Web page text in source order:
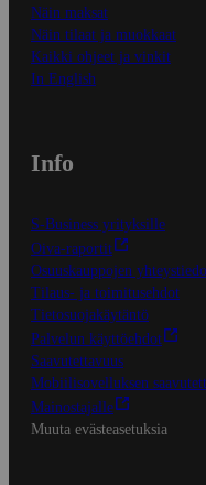
Näin maksat
Näin tilaat ja muokkaat
Kaikki ohjeet ja vinkit
In English
Info
S-Business yrityksille
Oiva-raportit
Osuuskauppojen
Tilaus- ja toimitusehdot
Tietosuojakäytäntö
Palvelun käyttöehdot
Saavutettavuus
Mobiilisovelluksen
Mainostajalle
Muuta evästeasetuksia